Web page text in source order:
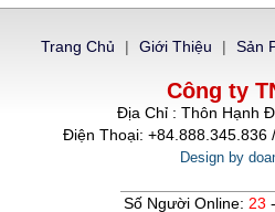
Trang Chủ | Giới Thiệu | Sản
Công ty
Địa Chỉ : Thôn Hạnh
Điện Thoại: +84.888.345.836
Design by
Số Người Online:23